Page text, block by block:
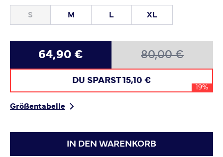
S M L XL
64,90 € 80,00 €
DU SPARST 15,10 €
19%
Größentabelle
IN DEN WARENKORB